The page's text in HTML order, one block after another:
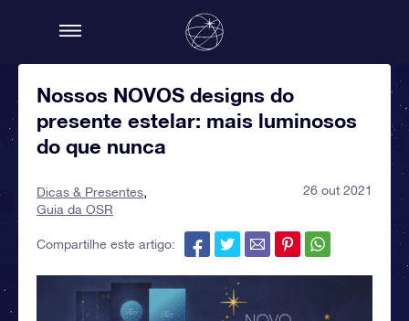
Nossos NOVOS designs do
presente estelar: mais luminosos
do que nunca
Dicas & Presentes
Guia da OSR
26 out 2021
Compartilhe este artigo: